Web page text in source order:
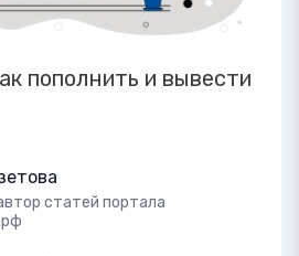
пополнить и вывести
статей портала